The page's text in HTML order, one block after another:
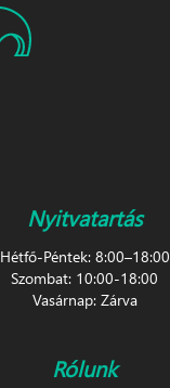
Nyitvatartás
Hétfő-Péntek: 8:00–18:00
Szombat: 10:00-18:00
Vasárnap: Zárva
Rólunk